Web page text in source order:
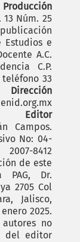
13 Núm. 25
Estudios e
A.C.
C.P.
teléfono 33
Dirección
Editor
Campos.
No: 04-
8412
de este
PAG, Dr.
2705 Col
Jalisco,
2025.
no
del editor